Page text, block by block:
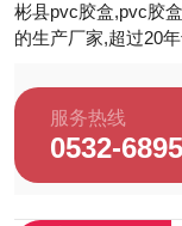
彬县pvc胶盒,pvc胶
的生产厂家,超过20
服务热线
0532-